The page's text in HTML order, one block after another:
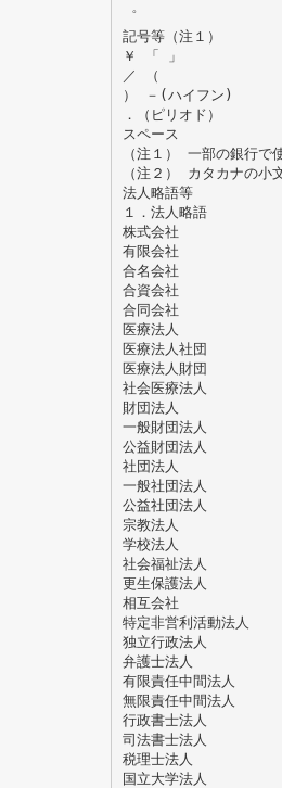
゜
記号等（注１）
￥ 「 」
／ （
） －(ハイフン)
．（ピリオド）
スペース
（注１） 一部の銀行で
（注２） カタカナの小
法人略語等
１．法人略語
株式会社
有限会社
合名会社
合資会社
合同会社
医療法人
医療法人社団
医療法人財団
社会医療法人
財団法人
一般財団法人
公益財団法人
社団法人
一般社団法人
公益社団法人
宗教法人
学校法人
社会福祉法人
更生保護法人
相互会社
特定非営利活動法人
独立行政法人
弁護士法人
有限責任中間法人
無限責任中間法人
行政書士法人
司法書士法人
税理士法人
国立大学法人